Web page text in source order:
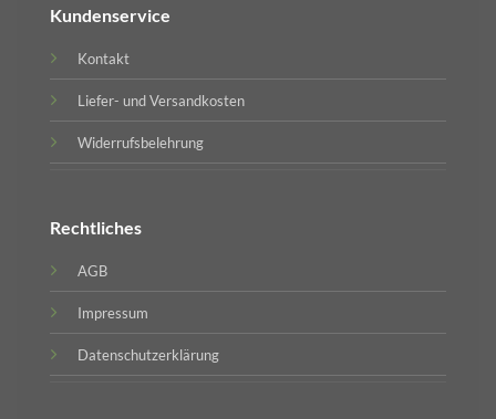
Kundenservice
Kontakt
Liefer- und Versandkosten
Widerrufsbelehrung
Rechtliches
AGB
Impressum
Datenschutzerklärung